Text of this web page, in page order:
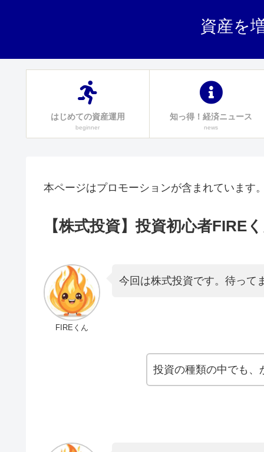
資産を
はじめての資産運用
beginner
知っ得！経済ニュース
news
本ページはプロモーションが含まれています
【株式投資】投資初心者FIRE
FIREくん
今回は株式投資です。待って
投資の種類の中でも、